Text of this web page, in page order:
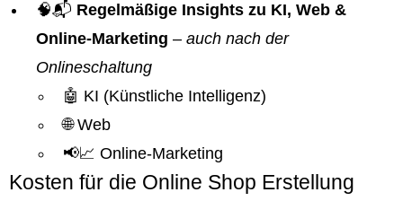
🧠📬 Regelmäßige Insights zu KI, Web &
Online-Marketing – auch nach der
Onlineschaltung
🤖 KI (Künstliche Intelligenz)
🌐 Web
📢📈 Online-Marketing
Kosten für die Online Shop Erstellung